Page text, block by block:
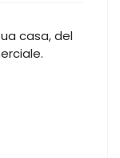
casa, del